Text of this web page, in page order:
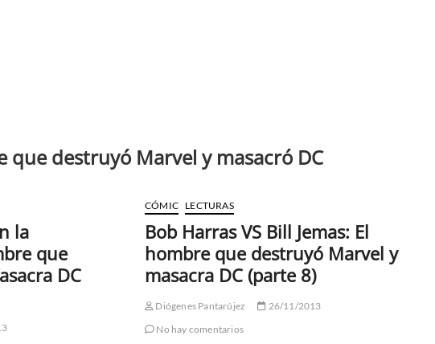
que destruyó Marvel y masacró DC
la
que
DC
CÓMIC LECTURAS
Bob Harras VS Bill Jemas: El
hombre que destruyó Marvel y
masacra DC (parte 8)
Diógenes Pantarújez
26/11/2013
No hay comentarios